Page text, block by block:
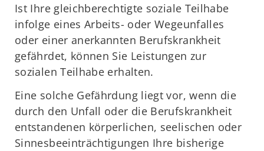
Ist Ihre gleichberechtigte soziale Teilhabe
infolge eines Arbeits- oder Wegeunfalles
oder einer anerkannten Berufskrankheit
gefährdet, können Sie Leistungen zur
sozialen Teilhabe erhalten.
Eine solche Gefährdung liegt vor, wenn die
durch den Unfall oder die Berufskrankheit
entstandenen körperlichen, seelischen oder
Sinnesbeeinträchtigungen Ihre bisherige